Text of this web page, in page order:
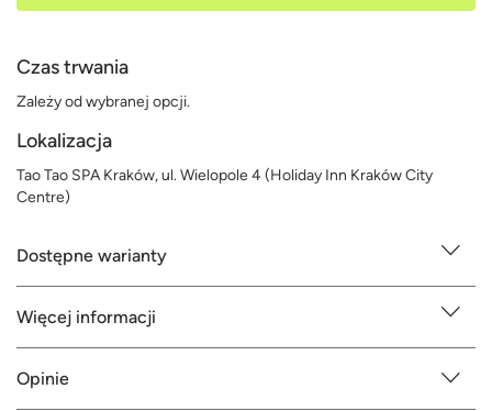
Czas trwania
Zależy od wybranej opcji.
Lokalizacja
Tao Tao SPA Kraków, ul. Wielopole 4 (Holiday Inn Kraków City
Centre)
Dostępne warianty
Więcej informacji
Opinie